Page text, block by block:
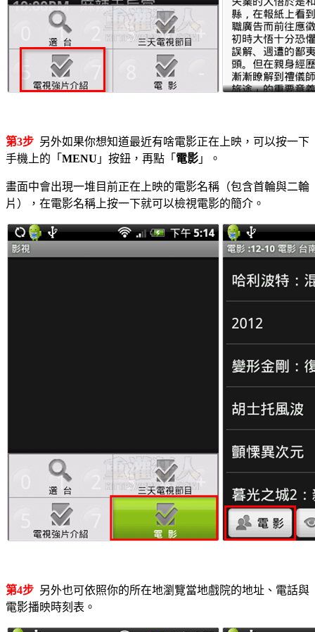
第3步 另外如果你想知道最近有啥電影正在上映，可以按一下
手機上的「 MENU 」按鈕，再點「 電影 」。
畫面中會出現一堆目前正在上映的電影名稱（包含首輪與二輪
片），在電影名稱上按一下就可以檢視電影的簡介。
第4步 另外也可依照你的所在地瀏覽當地戲院的地址、電話與
電影播映時刻表。